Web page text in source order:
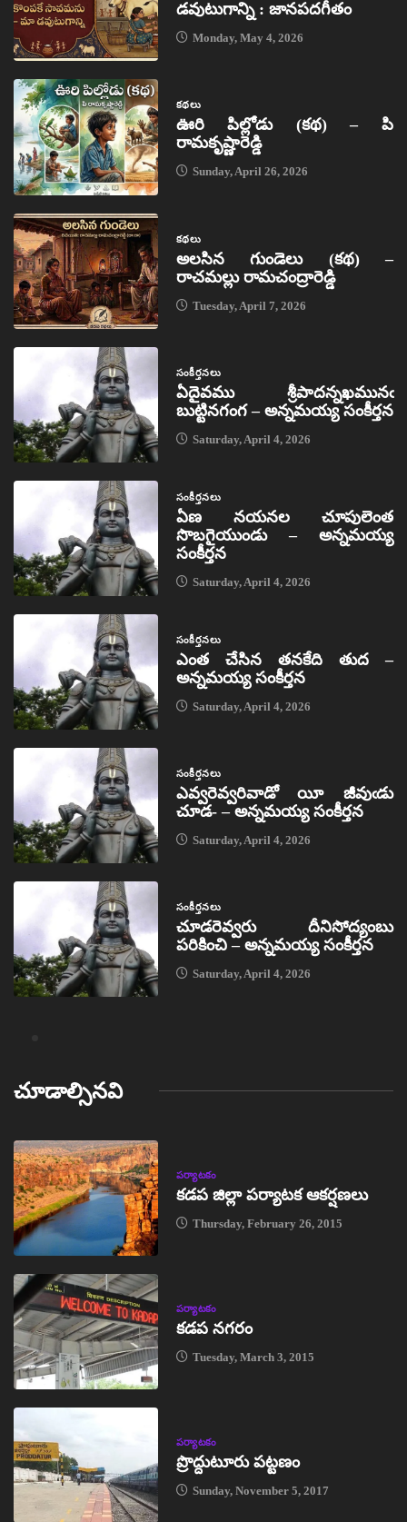
డవుటుగాన్ని : జానపదగీతం
Monday, May 4, 2026
కథలు
ఊరి పిల్లోడు (కథ) – పి
రామకృష్ణారెడ్డి
Sunday, April 26, 2026
కథలు
అలసిన గుండెలు (కథ) –
రాచమల్లు రామచంద్రారెడ్డి
Tuesday, April 7, 2026
సంకీర్తనలు
ఏదైవము శ్రీపాదన్నఖమునఁ
బుట్టినగంగ – అన్నమయ్య సంకీర్తన
Saturday, April 4, 2026
సంకీర్తనలు
ఏణ నయనల చూపులెంత
సొబగైయుండు – అన్నమయ్య
సంకీర్తన
Saturday, April 4, 2026
సంకీర్తనలు
ఎంత చేసిన తనకేది తుద –
అన్నమయ్య సంకీర్తన
Saturday, April 4, 2026
సంకీర్తనలు
ఎవ్వరెవ్వరివాడో యీ జీవుఁడు
చూడ- – అన్నమయ్య సంకీర్తన
Saturday, April 4, 2026
సంకీర్తనలు
చూడరెవ్వరు దీనిసోద్యంబు
పరికించి – అన్నమయ్య సంకీర్తన
Saturday, April 4, 2026
చూడాల్సినవి
పర్యాటకం
కడప జిల్లా పర్యాటక ఆకర్షణలు
Thursday, February 26, 2015
పర్యాటకం
కడప నగరం
Tuesday, March 3, 2015
పర్యాటకం
ప్రొద్దుటూరు పట్టణం
Sunday, November 5, 2017